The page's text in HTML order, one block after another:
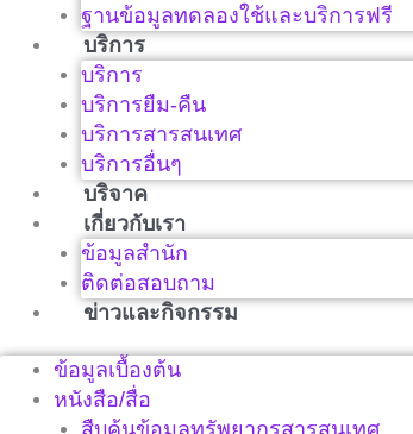
ฐานข้อมูลทดลองใช้และบริการฟรี
บริการ
บริการ
บริการยืม-คืน
บริการสารสนเทศ
บริการอื่นๆ
บริจาค
เกี่ยวกับเรา
ข้อมูลสำนัก
ติดต่อสอบถาม
ข่าวและกิจกรรม
ข้อมูลเบื้องต้น
หนังสือ/สื่อ
สืบค้นข้อมูลทรัพยากรสารสนเทศ